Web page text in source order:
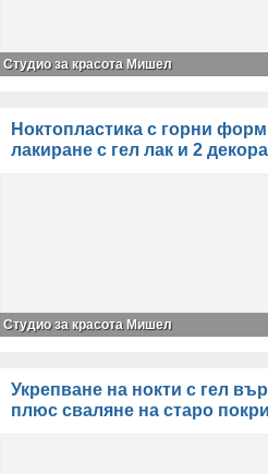
Студио за красота Мишел
Ноктопластика с горни
лакиране с гел лак и 2
Студио за красота Мишел
Укрепване на нокти с гел
плюс сваляне на старо